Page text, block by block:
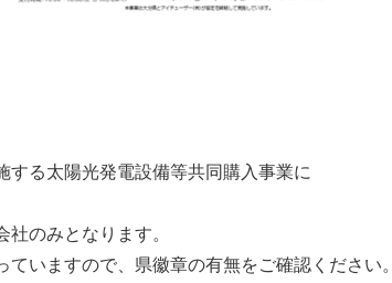
る太陽光発電設備等共同購入事業に
のみとなります。
いますので、県徽章の有無をご確認ください。